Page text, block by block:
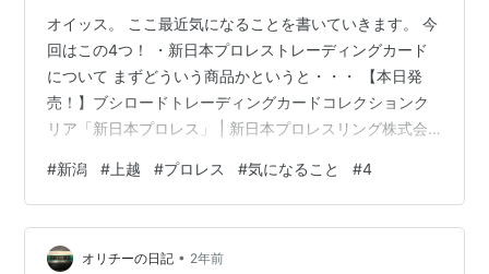
オイッス。 ここ最近気になることを書いていきます。 今
回はこの4つ！ ・新日本プロレストレーディングカード
について まずどういう商品かというと・・・ 【本日発
売！】ブシロードトレーディングカードコレクションク
リア「新日本プロレス」 | 新日本プロレスリング株式会
るDAISOなどの100円ショップで売られる新日本プロレ
スのトレーディングカードのこと。 これがね、なかなか
売ってない（笑）いや、厳密にはまだ売られていな
い。。。 DAISOのアプリで商品の在庫状況を調べること
#新潟 # 上越 #プロレス #気になること #4
オリチーの日記 • 2年前